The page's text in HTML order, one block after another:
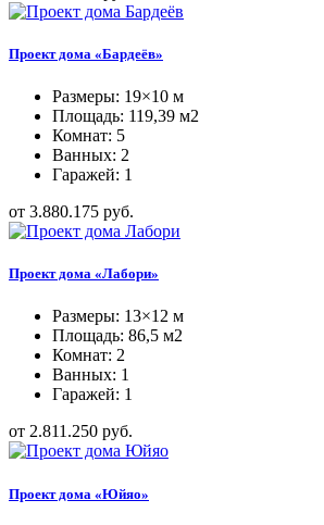
Проект дома «Бардеёв»
Размеры: 19×10 м
Площадь: 119,39 м2
Комнат: 5
Ванных: 2
Гаражей: 1
от 3.880.175 руб.
Проект дома «Лабори»
Размеры: 13×12 м
Площадь: 86,5 м2
Комнат: 2
Ванных: 1
Гаражей: 1
от 2.811.250 руб.
Проект дома «Юйяо»